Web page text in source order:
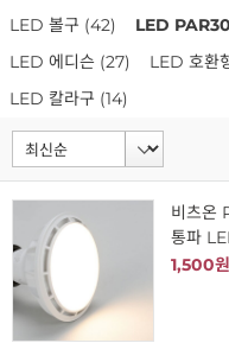
LED 볼구 (42) LED PAR30
LED 에디슨 (27) LED 호환
LED 칼라구 (14)
비츠온
통파
1,500원